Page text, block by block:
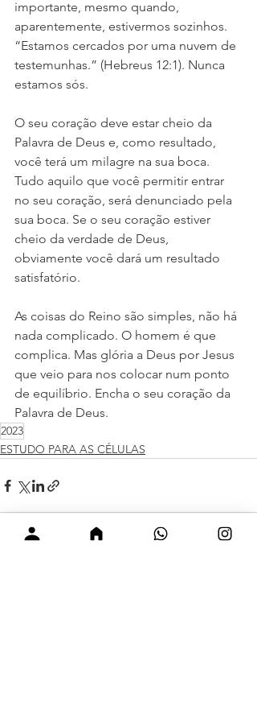
importante, mesmo quando,
aparentemente, estivermos sozinhos.
“Estamos cercados por uma nuvem de
testemunhas.” (Hebreus 12:1). Nunca
estamos sós.
O seu coração deve estar cheio da
Palavra de Deus e, como resultado,
você terá um milagre na sua boca.
Tudo aquilo que você permitir entrar
no seu coração, será denunciado pela
sua boca. Se o seu coração estiver
cheio da verdade de Deus,
obviamente você dará um resultado
satisfatório.
As coisas do Reino são simples, não há
nada complicado. O homem é que
complica. Mas glória a Deus por Jesus
que veio para nos colocar num ponto
de equilíbrio. Encha o seu coração da
Palavra de Deus.
2023
ESTUDO PARA AS CÉLULAS